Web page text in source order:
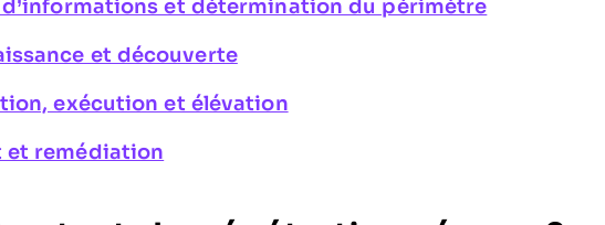
d’informations et détermination du périmètre
et découverte
exécution et élévation
et remédiation